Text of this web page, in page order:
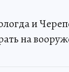
и
на